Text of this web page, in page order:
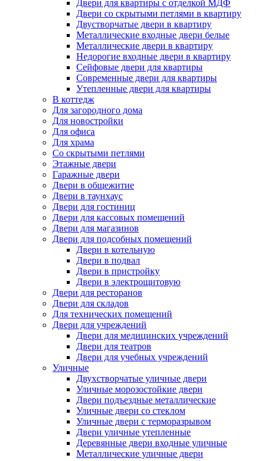
Двери для квартиры с отделкой МДФ
Двери со скрытыми петлями в квартиру
Двустворчатые двери в квартиру
Металлические входные двери белые
Металлические двери в квартиру
Недорогие входные двери в квартиру
Сейфовые двери для квартиры
Современные двери для квартиры
Утепленные двери для квартиры
В коттедж
Для загородного дома
Для новостройки
Для офиса
Для храма
Со скрытыми петлями
Этажные двери
Гаражные двери
Двери в общежитие
Двери в таунхаус
Двери для гостиниц
Двери для кассовых помещений
Двери для магазинов
Двери для подсобных помещений
Двери в котельную
Двери в подвал
Двери в пристройку
Двери в электрощитовую
Двери для ресторанов
Двери для складов
Для технических помещений
Двери для учреждений
Двери для медицинских учреждений
Двери для театров
Двери для учебных учреждений
Уличные
Двухстворчатые уличные двери
Уличные морозостойкие двери
Двери подъездные металлические
Уличные двери со стеклом
Уличные двери с терморазрывом
Двери уличные утепленные
Деревянные двери входные уличные
Металлические уличные двери